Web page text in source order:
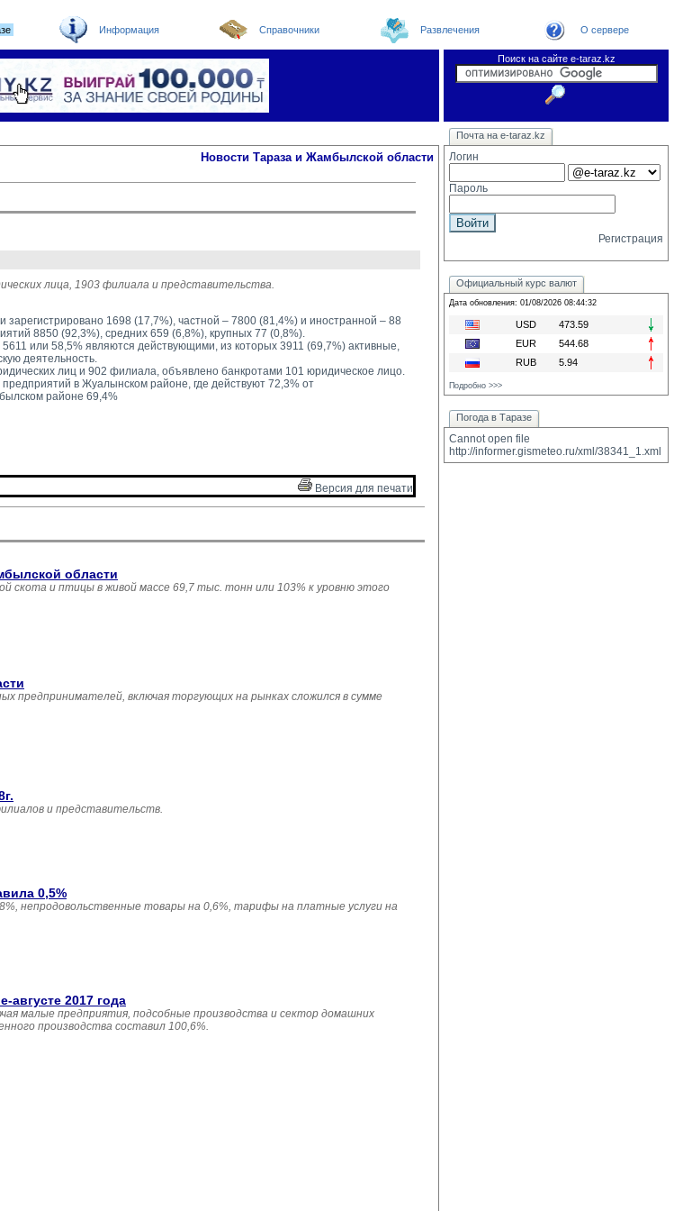
Информация Справочники Развлечения О сервере
Поиск на сайте e-taraz.kz
Новости Погода в Таразе
Телефоный справочник
Видеоконференция
Новости e-taraz
Новости Тараза и Жамбылской области
лица, 1903 филиала и представительства.
зарегистрировано 1698 (17,7%), частной – 7800 (81,4%) и иностранной – 88
8850 (92,3%), средних 659 (6,8%), крупных 77 (0,8%).
или 58,5% являются действующими, из которых 3911 (69,7%) активные,
деятельность.
лиц и 902 филиала, объявлено банкротами 101 юридическое лицо.
в Жуалынском районе, где действуют 72,3% от
районе 69,4%
Версия для печати
области
скота и птицы в живой массе 69,7 тыс. тонн или 103% к уровню этого
предпринимателей, включая торгующих на рынках сложился в сумме
и представительств.
0,5%
непродовольственные товары на 0,6%, тарифы на платные услуги на
2017 года
малые предприятия, подсобные производства и сектор домашних
производства составил 100,6%.
Почта на e-taraz.kz
Логин
Пароль
Регистрация
Официальный курс валют
Дата обновления: 01/08/2026 08:44:32
USD
473.59
EUR
544.68
RUB
5.94
Подробно >>>
Погода в Таразе
Cannot open file
http://informer.gismeteo.ru/xml/38341_1.xml